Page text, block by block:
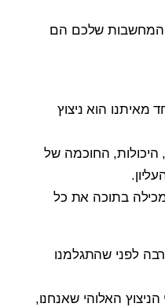
המחשבות שלכם הם
הוא ניצוץ
היכולות, החוכמה של
בתוכה את כל
לפני שהתגלמנו
האלוהי שאנחנו,